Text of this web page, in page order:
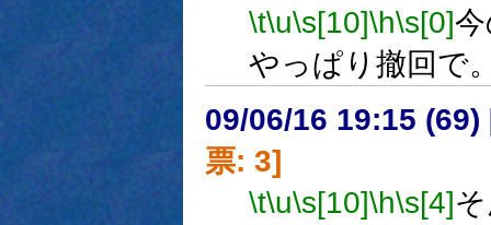
\t\u\s[10]\h\s[0]
やっぱり撤回で
09/06/16 19:15 (69)
票: 3]
\t\u\s[10]\h\s[4]